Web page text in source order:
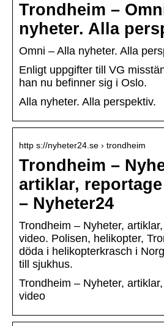
Trondheim –
nyheter. Alla
Omni – Alla nyheter. Alla
Enligt uppgifter till VG
han nu befinner sig i Oslo.
Alla nyheter. Alla perspektiv.
http s://nyheter24.se › trondheim
Trondheim –
artiklar,
– Nyheter24
Trondheim – Nyheter,
video. Polisen, helikopter,
döda i helikopterkrasch i
till sjukhus.
Trondheim – Nyheter,
video